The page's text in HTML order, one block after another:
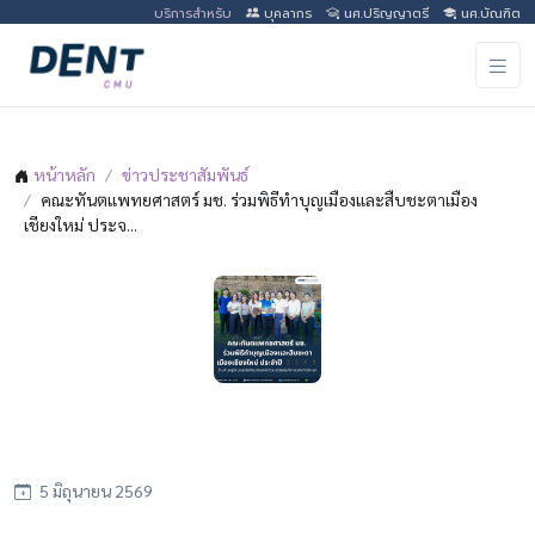
บริการสำหรับ บุคลากร นศ.ปริญญาตรี นศ.บัณฑิต
หน้าหลัก
ข่าวประชาสัมพันธ์
คณะทันตแพทยศาสตร์ มช. ร่วมพิธีทำบุญเมืองและสืบชะตาเมือง
เชียงใหม่ ประจ...
5 มิถุนายน 2569